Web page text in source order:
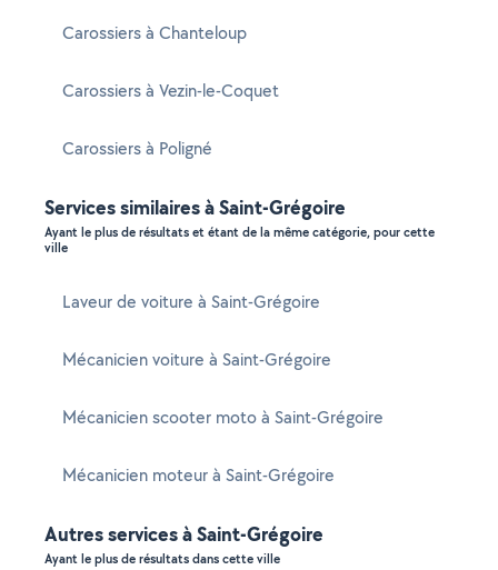
Carossiers à Chanteloup
Carossiers à Vezin-le-Coquet
Carossiers à Poligné
Services similaires à Saint-Grégoire
Ayant le plus de résultats et étant de la même catégorie, pour cette
ville
Laveur de voiture à Saint-Grégoire
Mécanicien voiture à Saint-Grégoire
Mécanicien scooter moto à Saint-Grégoire
Mécanicien moteur à Saint-Grégoire
Autres services à Saint-Grégoire
Ayant le plus de résultats dans cette ville